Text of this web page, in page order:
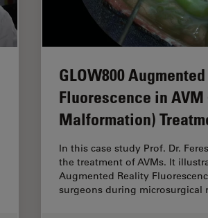
GLOW800
Fluorescence in
Malformation)
In this case study Prof. Dr.
the treatment of AVMs. It
Augmented Reality
surgeons during microsurgical